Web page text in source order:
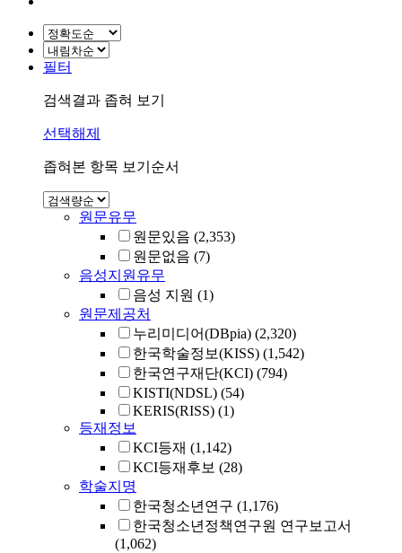
필터
검색결과 좁혀 보기
선택해제
좁혀본 항목 보기순서
원문유무
원문있음 (2,353)
원문없음 (7)
음성지원유무
음성 지원 (1)
원문제공처
누리미디어(DBpia) (2,320)
한국학술정보(KISS) (1,542)
한국연구재단(KCI) (794)
KISTI(NDSL) (54)
KERIS(RISS) (1)
등재정보
KCI등재 (1,142)
KCI등재후보 (28)
학술지명
한국청소년연구 (1,176)
한국청소년정책연구원 연구보고서
(1,062)